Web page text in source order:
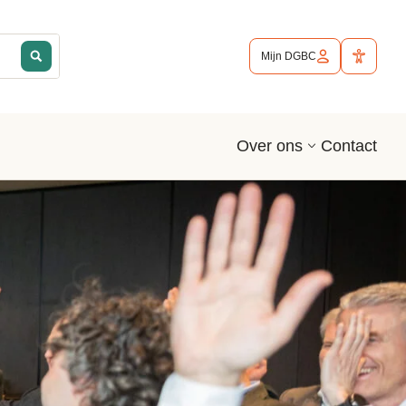
Mijn DGBC
Over ons Contact